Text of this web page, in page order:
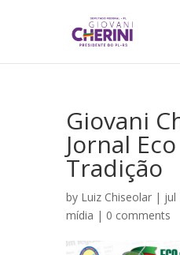
Giovani
Jornal
Tradição
by Luiz Chiseolar | jul
mídia | 0 comments